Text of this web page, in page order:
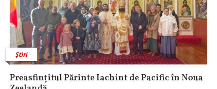
Știri
Preasfințitul Părinte Iachint de Pacific în Noua